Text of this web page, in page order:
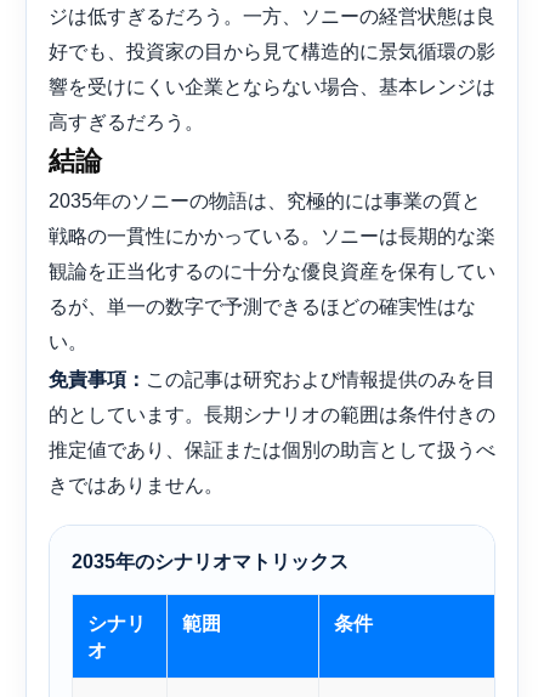
ジは低すぎるだろう。一方、ソニーの経営状態は良
好でも、投資家の目から見て構造的に景気循環の影
響を受けにくい企業とならない場合、基本レンジは
高すぎるだろう。
結論
2035年のソニーの物語は、究極的には事業の質と
戦略の一貫性にかかっている。ソニーは長期的な楽
観論を正当化するのに十分な優良資産を保有してい
るが、単一の数字で予測できるほどの確実性はな
い。
免責事項： この記事は研究および情報提供のみを目
的としています。長期シナリオの範囲は条件付きの
推定値であり、保証または個別の助言として扱うべ
きではありません。
2035年のシナリオマトリックス
シナリ
オ
範囲 条件